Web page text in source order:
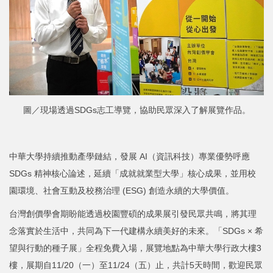
圖／現場透過SDGs志工導覽，協助民眾深入了解展覽作品。
中華大學持續推動產學鏈結，發展 AI（資訊科技）專業優勢呼應
SDGs 精神核心論述，延續「成就就業型大學」核心成果，並用校
園環境、社會互動及校務治理 (ESG) 創造永續的大學價值。
台灣創價學會期盼能透過校園豐碩的成果展引發民眾共鳴，將其理
念落實於生活中，共同為下一代建構永續美好的未來。「SDGs × 希
望與行動的種子展」全程免費入場，展覽地點為中華大學行政大樓3
樓，展期自11/20（一）至11/24（五）止，共計5天時間，歡迎民眾